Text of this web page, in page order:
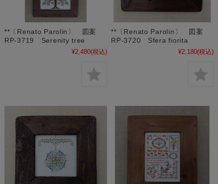
**〔Renato Parolin〕 図案
RP-3719 Serenity tree
¥2,480(税込)
**〔Renato Parolin〕 図案
RP-3720 Sfera fiorita
¥2,180(税込)